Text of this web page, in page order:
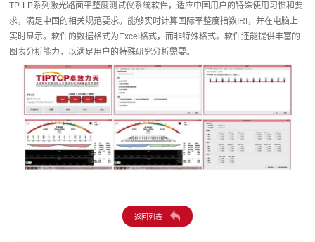
TP-LP系列激光路面平整度测试仪系统软件，适应中国用户的特殊使用习惯和要
求，满足中国的相关规范要求。能够实时计算国际平整度指数IRI，并在电脑上
实时显示。软件的数据格式为Excel格式，而非特殊格式。软件还能提供丰富的
图表分析能力，以满足用户的特殊研究分析需要。